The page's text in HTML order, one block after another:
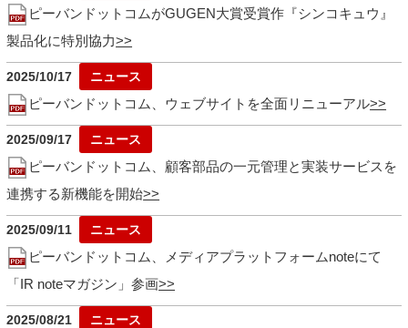
ピーバンドットコムがGUGEN大賞受賞作『シンコキュウ』
製品化に特別協力
2025/10/17
ピーバンドットコム、ウェブサイトを全面リニューアル
2025/09/17
ピーバンドットコム、顧客部品の一元管理と実装サービスを
連携する新機能を開始
2025/09/11
ピーバンドットコム、メディアプラットフォームnoteにて
「IR noteマガジン」参画
2025/08/21